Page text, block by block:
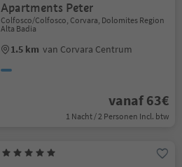
Apartments Peter
Colfosco/Colfosco, Corvara, Dolomites Region
Alta Badia
1.5 km van Corvara Centrum
vanaf 63€
1 Nacht / 2 Personen Incl. btw